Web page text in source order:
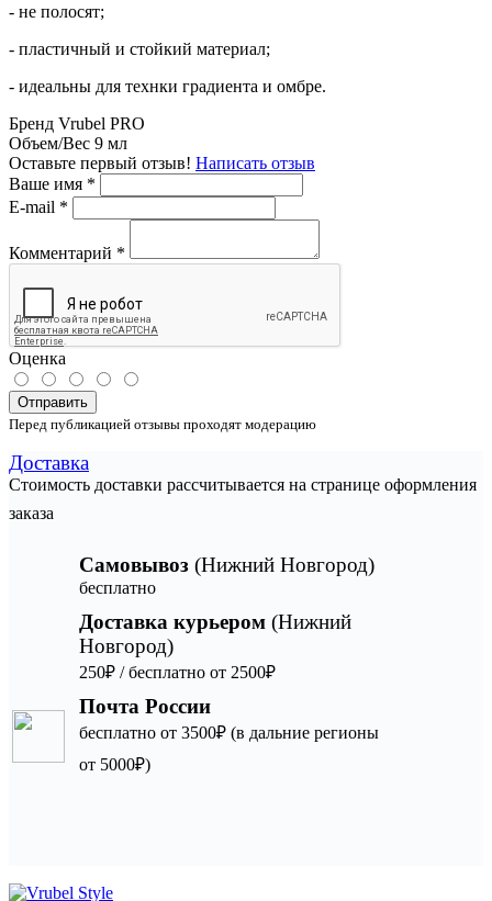
- не полосят;
- пластичный и стойкий материал;
- идеальны для технки градиента и омбре.
Бренд Vrubel PRO
Объем/Вес 9 мл
Оставьте первый отзыв! Написать отзыв
Ваше имя *
E-mail *
Комментарий *
Оценка
Отправить
Перед публикацией отзывы проходят модерацию
Доставка
Стоимость доставки рассчитывается на странице оформления
заказа
Самовывоз (Нижний Новгород)
бесплатно
Доставка курьером (Нижний
Новгород)
250₽ / бесплатно от 2500₽
Почта России
бесплатно от 3500₽ (в дальние регионы
от 5000₽)